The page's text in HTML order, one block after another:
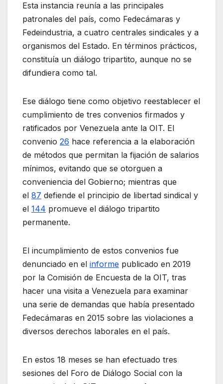
Esta instancia reunía a las principales
patronales del país, como Fedecámaras y
Fedeindustria, a cuatro centrales sindicales y a
organismos del Estado. En términos prácticos,
constituía un diálogo tripartito, aunque no se
difundiera como tal.
Ese diálogo tiene como objetivo reestablecer el
cumplimiento de tres convenios firmados y
ratificados por Venezuela ante la OIT. El
convenio 26 hace referencia a la elaboración
de métodos que permitan la fijación de salarios
mínimos, evitando que se otorguen a
conveniencia del Gobierno; mientras que
el 87 defiende el principio de libertad sindical y
el 144 promueve el diálogo tripartito
permanente.
El incumplimiento de estos convenios fue
denunciado en el informe publicado en 2019
por la Comisión de Encuesta de la OIT, tras
hacer una visita a Venezuela para examinar
una serie de demandas que había presentado
Fedecámaras en 2015 sobre las violaciones a
diversos derechos laborales en el país.
En estos 18 meses se han efectuado tres
sesiones del Foro de Diálogo Social con la